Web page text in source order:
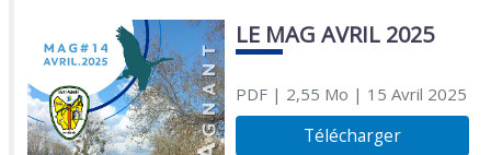
LE MAG AVRIL 2025
PDF| 2,55 Mo | 15 Avril 2025
Télécharger